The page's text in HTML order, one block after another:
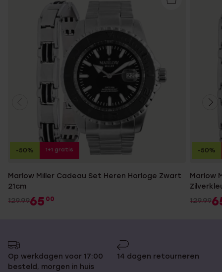
Marlow Miller Cadeau Set Heren Horloge Zwart
21cm
129.9965 00
-50% 1+1 gratis
Marlow
129.99
-50%
Op werkdagen voor 17:00
besteld, morgen in huis
14 dagen retourneren